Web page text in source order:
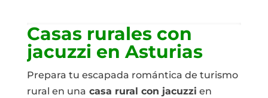
Casas rurales con
jacuzzi en Asturias
Prepara tu escapada romántica de turismo
rural en una casa rural con jacuzzi en